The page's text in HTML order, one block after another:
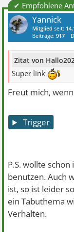
✔ Empfohlene
Yannick
Mitglied seit:
Beiträge:917
Zitat von
Super link
Freut mich,
Trigger
P.S. wollte
benutzen. Auch
ist, so ist leider
ein Tabuthema
Verhalten.